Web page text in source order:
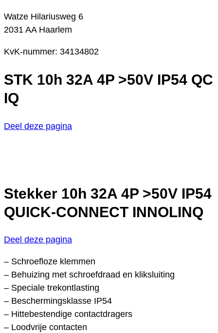
Watze Hilariusweg 6
2031 AA Haarlem
KvK-nummer: 34134802
STK 10h 32A 4P >50V IP54 QC
IQ
Deel deze pagina
Stekker 10h 32A 4P >50V IP54
QUICK-CONNECT INNOLINQ
Deel deze pagina
– Schroefloze klemmen
– Behuizing met schroefdraad en kliksluiting
– Speciale trekontlasting
– Beschermingsklasse IP54
– Hittebestendige contactdragers
– Loodvrije contacten